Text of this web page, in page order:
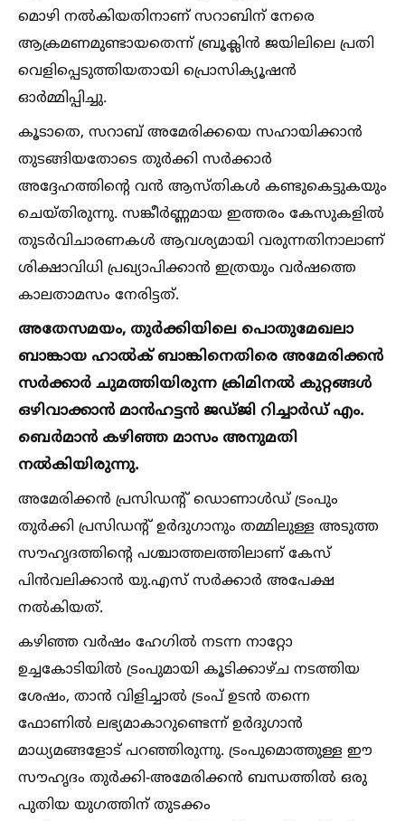
മൊഴി നല്‍കിയതിനാണ് സറാബിന് നേരെ
ആക്രമണമുണ്ടായതെന്ന് ബ്രൂക്ലിന്‍ ജയിലിലെ പ്രതി
വെളിപ്പെടുത്തിയതായി പ്രൊസിക്യൂഷന്‍
ഓര്‍മ്മിപ്പിച്ചു.
കൂടാതെ, സറാബ് അമേരിക്കയെ സഹായിക്കാന്‍
തുടങ്ങിയതോടെ തുര്‍ക്കി സര്‍ക്കാര്‍
അദ്ദേഹത്തിന്റെ വന്‍ ആസ്തികള്‍ കണ്ടുകെട്ടുകയും
ചെയ്തിരുന്നു. സങ്കീര്‍ണ്ണമായ ഇത്തരം കേസുകളില്‍
തുടര്‍വിചാരണകള്‍ ആവശ്യമായി വരുന്നതിനാലാണ്
ശിക്ഷാവിധി പ്രഖ്യാപിക്കാന്‍ ഇത്രയും വര്‍ഷത്തെ
കാലതാമസം നേരിട്ടത്.
അതേസമയം, തുര്‍ക്കിയിലെ പൊതുമേഖലാ
ബാങ്കായ ഹാല്‍ക് ബാങ്കിനെതിരെ അമേരിക്കന്‍
സര്‍ക്കാര്‍ ചുമത്തിയിരുന്ന ക്രിമിനല്‍ കുറ്റങ്ങള്‍
ഒഴിവാക്കാന്‍ മാന്‍ഹട്ടന്‍ ജഡ്ജി റിച്ചാര്‍ഡ് എം.
ബെര്‍മാന്‍ കഴിഞ്ഞ മാസം അനുമതി
നല്‍കിയിരുന്നു.
അമേരിക്കന്‍ പ്രസിഡന്റ് ഡൊണാള്‍ഡ് ട്രംപും
തുര്‍ക്കി പ്രസിഡന്റ് ഉര്‍ദുഗാനും തമ്മിലുള്ള അടുത്ത
സൗഹൃദത്തിന്റെ പശ്ചാത്തലത്തിലാണ് കേസ്
പിന്‍വലിക്കാന്‍ യു.എസ് സര്‍ക്കാര്‍ അപേക്ഷ
നല്‍കിയത്.
കഴിഞ്ഞ വര്‍ഷം ഹേഗില്‍ നടന്ന നാറ്റോ
ഉച്ചകോടിയില്‍ ട്രംപുമായി കൂടിക്കാഴ്ച നടത്തിയ
ശേഷം, താന്‍ വിളിച്ചാല്‍ ട്രംപ് ഉടന്‍ തന്നെ
ഫോണില്‍ ലഭ്യമാകാറുണ്ടെന്ന് ഉര്‍ദുഗാന്‍
മാധ്യമങ്ങളോട് പറഞ്ഞിരുന്നു. ട്രംപുമൊത്തുള്ള ഈ
സൗഹൃദം തുര്‍ക്കി-അമേരിക്കന്‍ ബന്ധത്തില്‍ ഒരു
പുതിയ യുഗത്തിന് തുടക്കം